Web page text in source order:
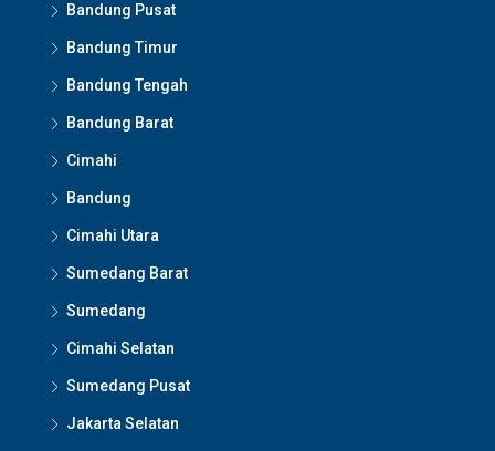
Bandung Pusat
Bandung Timur
Bandung Tengah
Bandung Barat
Cimahi
Bandung
Cimahi Utara
Sumedang Barat
Sumedang
Cimahi Selatan
Sumedang Pusat
Jakarta Selatan